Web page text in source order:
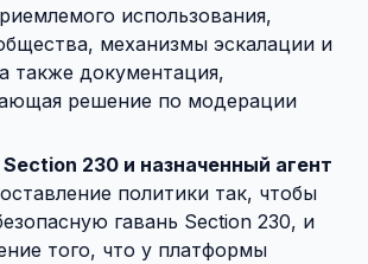
использования,
механизмы эскалации и
также документация,
решение по модерации
230 и назначенный агент
политики так, чтобы
гавань Section 230, и
того, что у платформы